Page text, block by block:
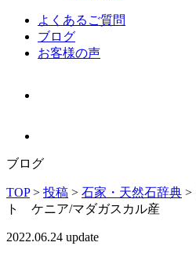
よくあるご質問
ブログ
お客様の声
ブログ
TOP> 投稿 > 石家・天然石辞典 >
ト ケニア/マダガスカル産
2022.06.24 update